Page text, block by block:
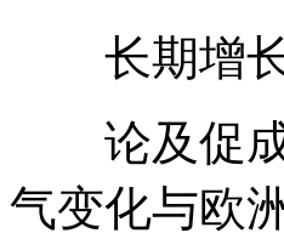
长期增长
论及促成
气变化与欧